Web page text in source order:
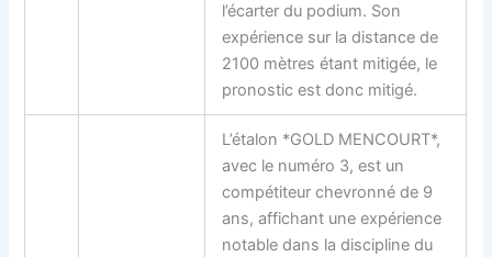
l’écarter du podium. Son
expérience sur la distance de
2100 mètres étant mitigée, le
pronostic est donc mitigé.
L’étalon *GOLD MENCOURT*,
avec le numéro 3, est un
compétiteur chevronné de 9
ans, affichant une expérience
notable dans la discipline du